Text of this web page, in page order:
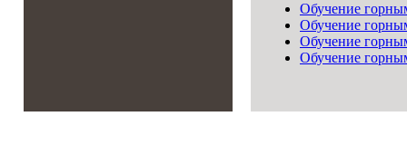
Обучение
Обучение
Обучение
Обучение